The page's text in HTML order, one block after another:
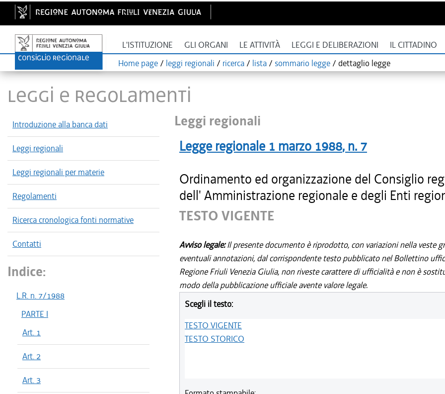
L'ISTITUZIONE GLI ORGANI LE ATTIVITÀ LEGGI E DELIBERAZIONI IL CITTADINO
Home page / leggi regionali / ricerca / lista / sommario legge / dettaglio legge
LEGGI E REGOLAMENTI
Introduzione alla banca dati
Leggi regionali
Leggi regionali per materie
Regolamenti
Ricerca cronologica fonti normative
Contatti
Indice:
L.R. n. 7/1988
PARTE I
Art. 1
Art. 2
Art. 3
Leggi regionali
Legge regionale 1 marzo 1988, n. 7
Ordinamento ed organizzazione del Consiglio
dell' Amministrazione regionale e degli Enti
TESTO VIGENTE
Avviso legale:Il presente documento è riprodotto, con variazioni nella veste
eventuali annotazioni, dal corrispondente testo pubblicato nel Bollettino
Regione Friuli Venezia Giulia, non riveste carattere di ufficialità e non è
modo della pubblicazione ufficiale avente valore legale.
Scegli il testo:
TESTO VIGENTE
TESTO STORICO